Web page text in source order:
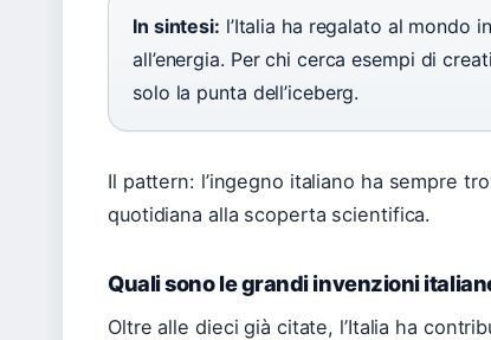
In sintesi: l’Italia ha regalato al mondo
all’energia. Per chi cerca esempi di
solo la punta dell’iceberg.
Il pattern: l’ingegno italiano ha sempre
quotidiana alla scoperta scientifica.
Quali sono le grandi invenzioni
Oltre alle dieci già citate, l’Italia ha